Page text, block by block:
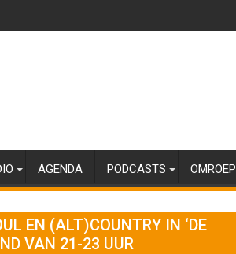
AGENDA PODCASTS OMROEP
EN (ALT)COUNTRY IN ‘DE
VAN 21-23 UUR